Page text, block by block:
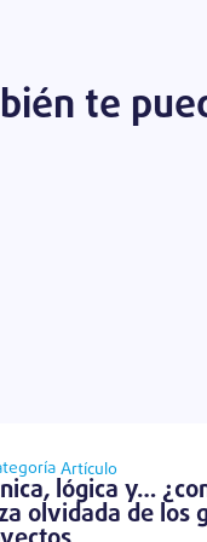
te
Artículo
lógica y…
olvidada de los